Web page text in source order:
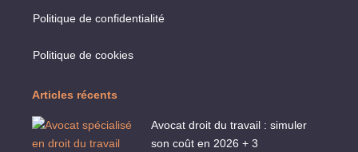
Politique de confidentialité
Politique de cookies
Articles récents
Avocat droit du travail : simuler
son coût en 2026 + 3